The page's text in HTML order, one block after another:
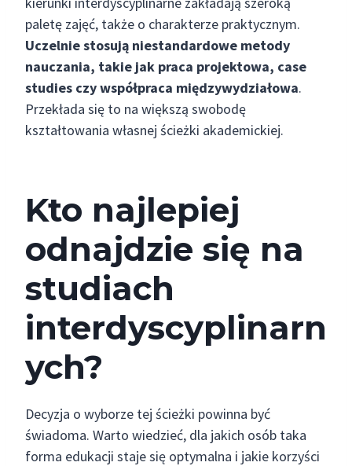
paletę zajęć, także o charakterze praktycznym.
Uczelnie stosują niestandardowe metody
nauczania, takie jak praca projektowa, case
studies czy współpraca międzywydziałowa.
Przekłada się to na większą swobodę
kształtowania własnej ścieżki akademickiej.
Kto najlepiej
odnajdzie się na
studiach
interdyscyplinarn
ych?
Decyzja o wyborze tej ścieżki powinna być
świadoma. Warto wiedzieć, dla jakich osób taka
forma edukacji staje się optymalna i jakie korzyści